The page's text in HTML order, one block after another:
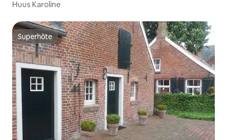
Huus Karoline
Superhôte
Superhôte